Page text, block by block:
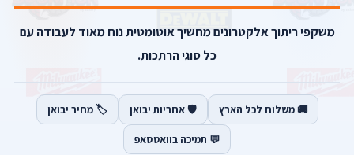
משקפי ריתוך אלקטרונים מחשיך אוטומטית נוח מאוד לעבודה עם
כל סוגי הרתכות.
🚚 משלוח לכל הארץ 🛡️ אחריות יבואן 🏷️ מחיר יבואן
💬 תמיכה בוואטסאפ